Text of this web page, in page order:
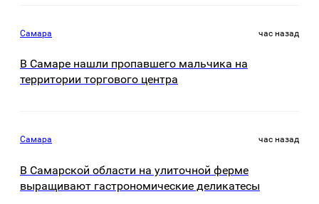
Самара час назад
В Самаре нашли пропавшего мальчика на
территории торгового центра
Самара час назад
В Самарской области на улиточной ферме
выращивают гастрономические деликатесы